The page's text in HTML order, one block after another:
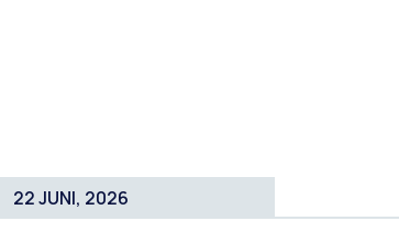
22 JUNI, 2026